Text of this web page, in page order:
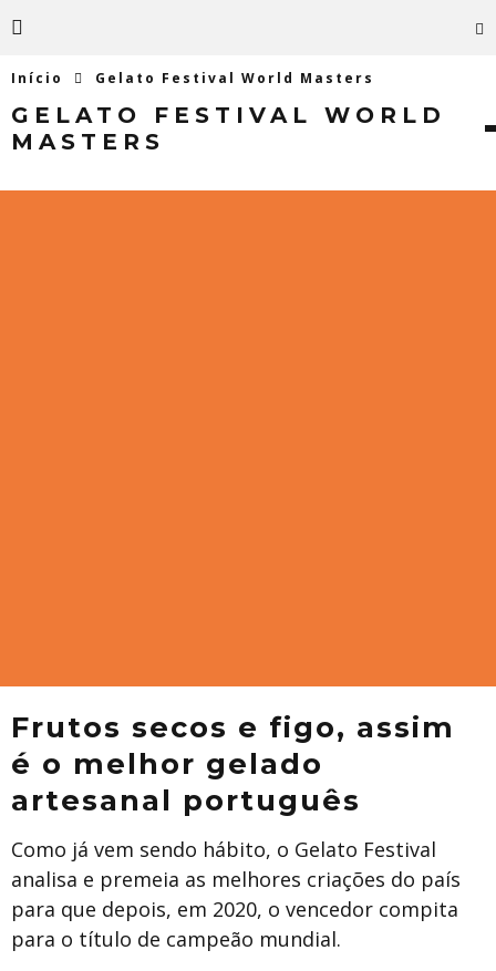
Início Gelato Festival World Masters
GELATO FESTIVAL WORLD
MASTERS
Frutos secos e figo, assim
é o melhor gelado
artesanal português
Como já vem sendo hábito, o Gelato Festival
analisa e premeia as melhores criações do país
para que depois, em 2020, o vencedor compita
para o título de campeão mundial.